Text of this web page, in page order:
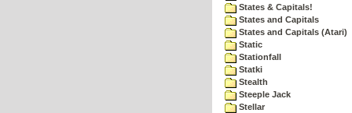
States & Capitals!
States and Capitals
States and Capitals (Atari)
Static
Stationfall
Statki
Stealth
Steeple Jack
Stellar